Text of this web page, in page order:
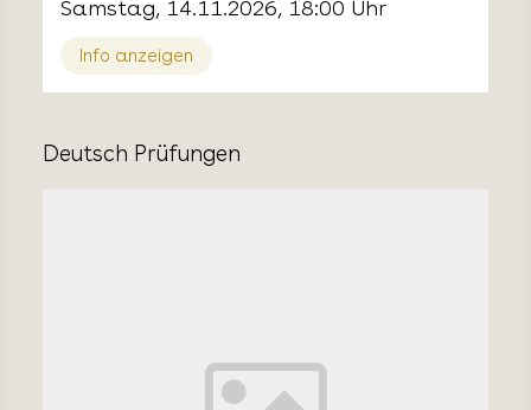
Samstag, 14.11.2026, 18:00 Uhr
Info anzeigen
Deutsch Prüfungen